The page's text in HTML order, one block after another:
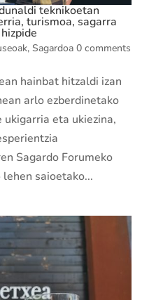
teknikoetan
turismoa, sagarra
, Sagardoa 0 comments
hainbat hitzaldi izan
arlo ezberdinetako
eta ukiezina,
Sagardo Forumeko
saioetako...